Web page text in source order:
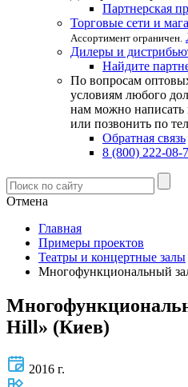
Партнерская
Торговые сети и
Ассортимент ограничен.
Дилеры и
Найдите
По вопросам
условиям любого
нам можно написать
или позвонить по
Обратная связь
8 (800) 222-08-
Отмена
Главная
Примеры проектов
Театры и концертные залы
Многофункциональный
Hill» (Киев)
2016 г.